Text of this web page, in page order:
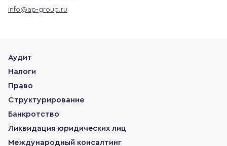
info@ap-group.ru
Аудит
Налоги
Право
Структурирование
Банкротство
Ликвидация юридических лиц
Международный консалтинг